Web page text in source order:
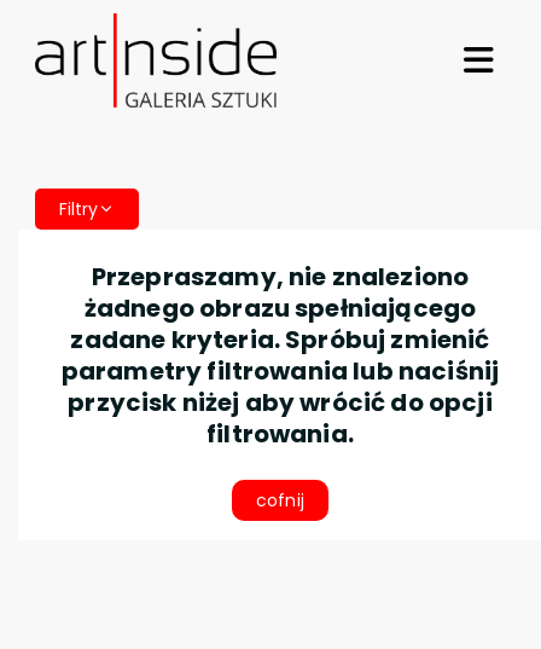
Filtry
Przepraszamy, nie znaleziono
żadnego obrazu spełniającego
zadane kryteria. Spróbuj zmienić
parametry filtrowania lub naciśnij
przycisk niżej aby wrócić do opcji
filtrowania.
cofnij